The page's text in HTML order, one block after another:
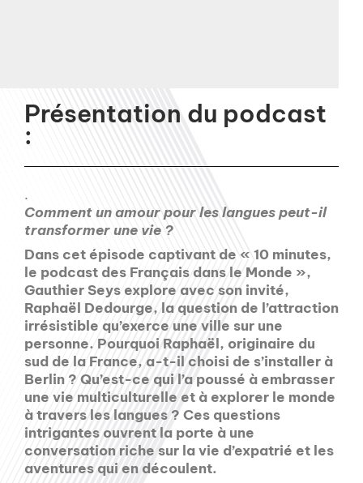
Présentation du podcast
:
.
Comment un amour pour les langues peut-il
transformer une vie ?
Dans cet épisode captivant de « 10 minutes,
le podcast des Français dans le Monde »,
Gauthier Seys explore avec son invité,
Raphaël Dedourge, la question de l’attraction
irrésistible qu’exerce une ville sur une
personne. Pourquoi Raphaël, originaire du
sud de la France, a-t-il choisi de s’installer à
Berlin ? Qu’est-ce qui l’a poussé à embrasser
une vie multiculturelle et à explorer le monde
à travers les langues ? Ces questions
intrigantes ouvrent la porte à une
conversation riche sur la vie d’expatrié et les
aventures qui en découlent.